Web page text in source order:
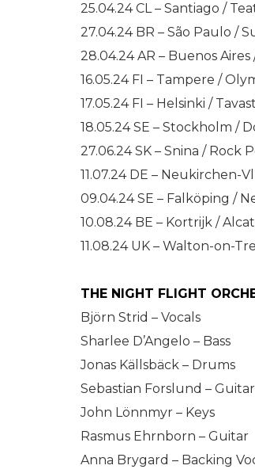
25.04.24 CL – Santiago /
27.04.24 BR – São Paulo /
28.04.24 AR – Buenos
16.05.24 FI – Tampere /
17.05.24 FI – Helsinki /
18.05.24 SE – Stockholm /
27.06.24 SK – Snina / Rock
11.07.24 DE – Neukirchen-
09.04.24 SE – Falköping /
10.08.24 BE – Kortrijk /
11.08.24 UK – Walton-on-
THE NIGHT FLIGHT
Björn Strid – Vocals
Sharlee D’Angelo – Bass
Jonas Källsbäck – Drums
Sebastian Forslund –
John Lönnmyr – Keys
Rasmus Ehrnborn – Guitar
Anna Brygard – Backing